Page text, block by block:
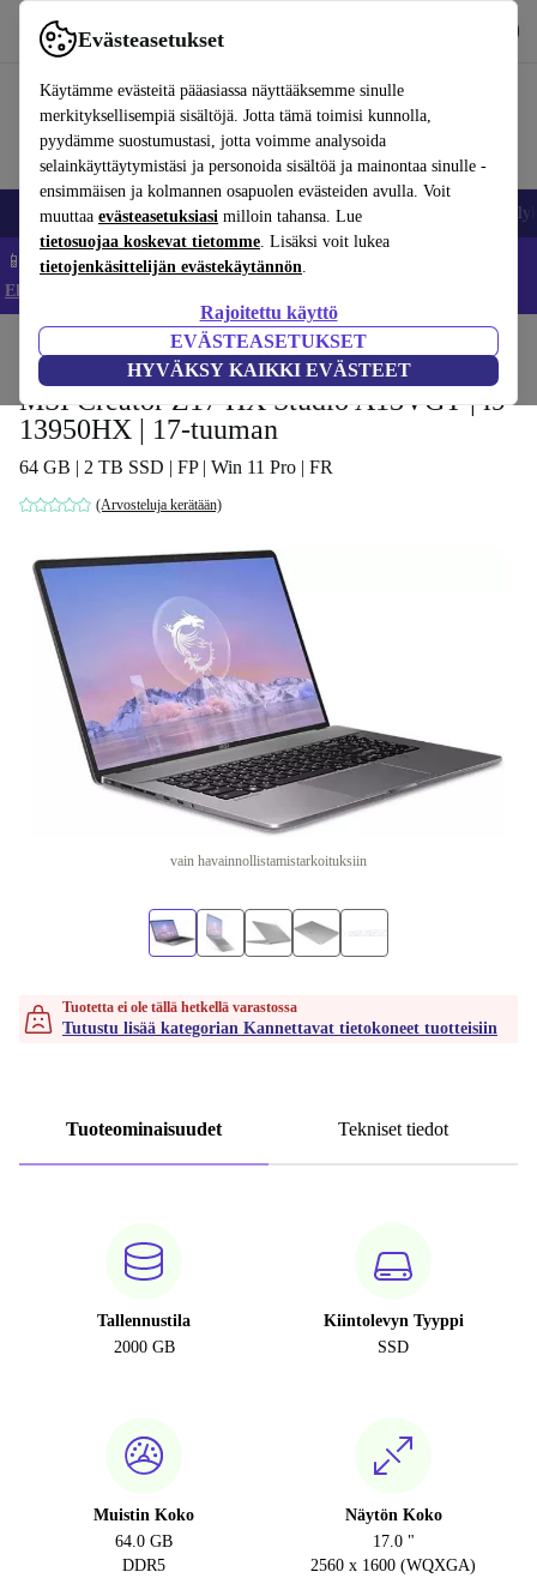
Evästeasetukset
Käytämme evästeitä pääasiassa näyttääksemme sinulle
merkityksellisempiä sisältöjä. Jotta tämä toimisi kunnolla,
pyydämme suostumustasi, jotta voimme analysoida
selainkäyttäytymistäsi ja personoida sisältöä ja mainontaa sinulle -
ensimmäisen ja kolmannen osapuolen evästeiden avulla. Voit
muuttaa evästeasetuksiasi milloin tahansa. Lue
tietosuojaa koskevat tietomme. Lisäksi voit lukea
tietojenkäsittelijän evästekäytännön.
Rajoitettu käyttö
EVÄSTEASETUKSET
HYVÄKSY KAIKKI EVÄSTEET
Käytä refurbed-palvelua nopeasti ja helposti
Matkapuhelimet ja älypuhelimet Kannettavat tietokoneet
📱 Säästä 5 % LISÄÄ iPhoneista – Koodi: IPHONEDEAL –
Ehdot ja säännöt
Kannettavat tietokoneet
MSI Creator Z17 HX Studio A13VGT | i9-
13950HX | 17-tuuman
64 GB | 2 TB SSD | FP | Win 11 Pro | FR
(Arvosteluja kerätään)
vain havainnollistamistarkoituksiin
Tuotetta ei ole tällä hetkellä varastossa
Tutustu lisää kategorian Kannettavat tietokoneet tuotteisiin
Tuoteominaisuudet Tekniset tiedot
Tallennustila
2000 GB
Kiintolevyn Tyyppi
SSD
Muistin Koko
64.0 GB
DDR5
Näytön Koko
17.0 "
2560 x 1600 (WQXGA)